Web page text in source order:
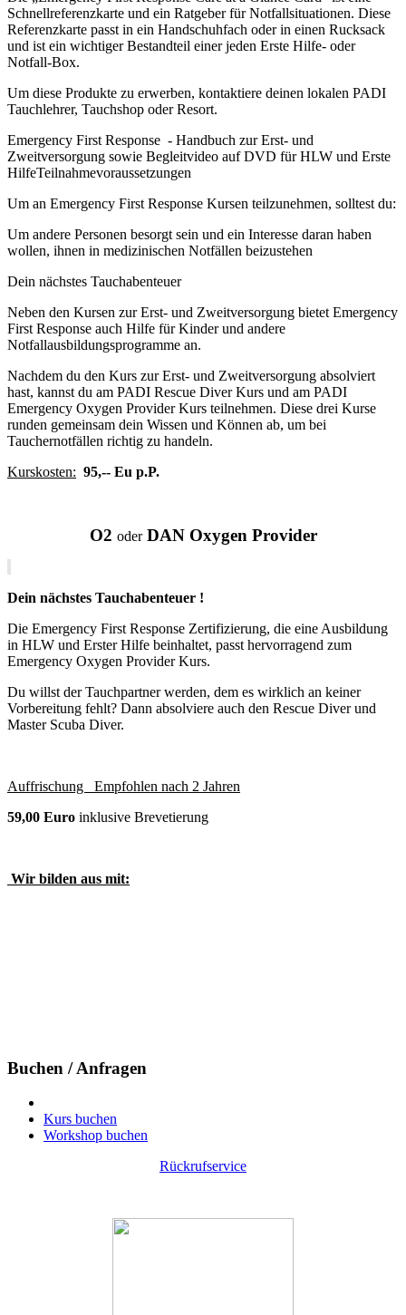
Schnellreferenzkarte und ein Ratgeber für Notfallsituationen. Diese
Referenzkarte passt in ein Handschuhfach oder in einen Rucksack
und ist ein wichtiger Bestandteil einer jeden Erste Hilfe- oder
Notfall-Box.
Um diese Produkte zu erwerben, kontaktiere deinen lokalen PADI
Tauchlehrer, Tauchshop oder Resort.
Emergency First Response - Handbuch zur Erst- und
Zweitversorgung sowie Begleitvideo auf DVD für HLW und Erste
HilfeTeilnahmevoraussetzungen
Um an Emergency First Response Kursen teilzunehmen, solltest du:
Um andere Personen besorgt sein und ein Interesse daran haben
wollen, ihnen in medizinischen Notfällen beizustehen
Dein nächstes Tauchabenteuer
Neben den Kursen zur Erst- und Zweitversorgung bietet Emergency
First Response auch Hilfe für Kinder und andere
Notfallausbildungsprogramme an.
Nachdem du den Kurs zur Erst- und Zweitversorgung absolviert
hast, kannst du am PADI Rescue Diver Kurs und am PADI
Emergency Oxygen Provider Kurs teilnehmen. Diese drei Kurse
runden gemeinsam dein Wissen und Können ab, um bei
Tauchernotfällen richtig zu handeln.
Kurskosten: 95,-- Eu p.P.
O2 oder DAN Oxygen Provider
Dein nächstes Tauchabenteuer !
Die Emergency First Response Zertifizierung, die eine Ausbildung
in HLW und Erster Hilfe beinhaltet, passt hervorragend zum
Emergency Oxygen Provider Kurs.
Du willst der Tauchpartner werden, dem es wirklich an keiner
Vorbereitung fehlt? Dann absolviere auch den Rescue Diver und
Master Scuba Diver.
Auffrischung Empfohlen nach 2 Jahren
59,00 Euro inklusive Brevetierung
Wir bilden aus mit:
Buchen / Anfragen
Kurs buchen
Workshop buchen
Rückrufservice